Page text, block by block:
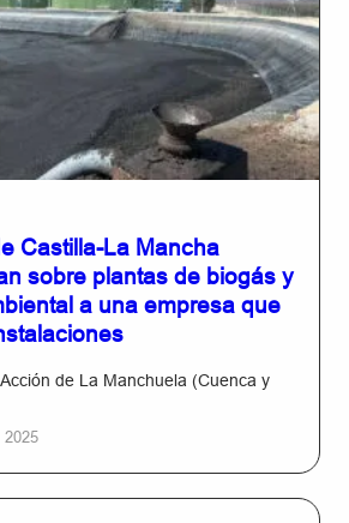
Castilla-La Mancha
sobre plantas de biogás y
a una empresa que
de La Manchuela (Cuenca y
2025